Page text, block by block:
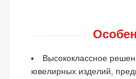
Высококлассное
ювелирных изделий,